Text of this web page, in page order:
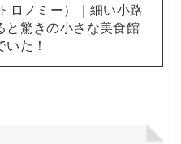
ロノミー）｜細い小路
と驚きの小さな美食館
いた！